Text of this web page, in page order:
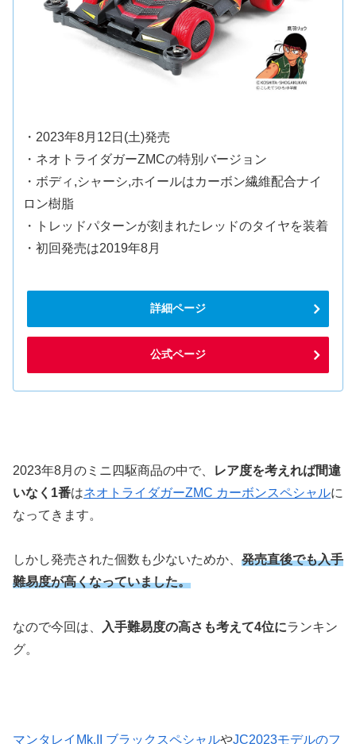
・2023年8月12日(土)発売
・ネオトライダガーZMCの特別バージョン
・ボディ,シャーシ,ホイールはカーボン繊維配合ナイ
ロン樹脂
・トレッドパターンが刻まれたレッドのタイヤを装着
・初回発売は2019年8月
詳細ページ
公式ページ
2023年8月のミニ四駆商品の中で、
レア度を考えれば間違
いなく1番はネオトライダガーZMC カーボンスペシャルに
なってきます。
しかし発売された個数も少ないためか、 発売直後でも入手
難易度が高くなっていました。
なので今回は、 入手難易度の高さも考えて4位にランキン
グ。
マンタレイMk.II ブラックスペシャルやJC2023モデルのフ